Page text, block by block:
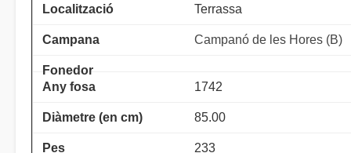
Terrassa
Campanó de les Hores (B)
1742
85.00
233